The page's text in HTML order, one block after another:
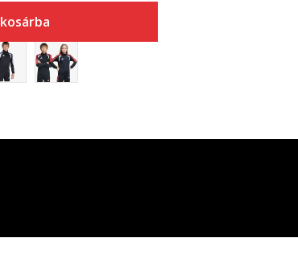
kosárba